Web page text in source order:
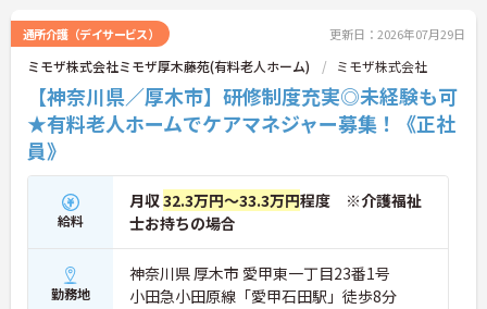
通所介護（デイサービス） 更新日：2026年07月29日
ミモザ株式会社ミモザ厚木藤苑(有料老人ホーム) ミモザ株式会社
【神奈川県／厚木市】研修制度充実◎未経験も可
★有料老人ホームでケアマネジャー募集！《正社
員》
給料
月収32.3万円～33.3万円程度 ※介護福祉
士お持ちの場合
勤務地
神奈川県 厚木市 愛甲東一丁目23番1号
小田急小田原線「愛甲石田駅」徒歩8分